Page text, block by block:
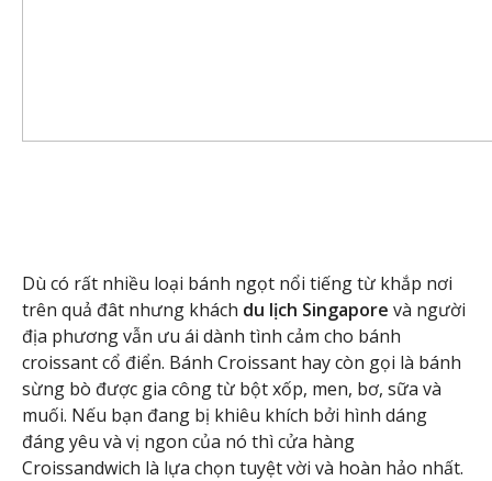
Dù có rất nhiều loại bánh ngọt nổi tiếng từ khắp nơi
trên quả đât nhưng khách du lịch Singapore và người
địa phương vẫn ưu ái dành tình cảm cho bánh
croissant cổ điển. Bánh Croissant hay còn gọi là bánh
sừng bò được gia công từ bột xốp, men, bơ, sữa và
muối. Nếu bạn đang bị khiêu khích bởi hình dáng
đáng yêu và vị ngon của nó thì cửa hàng
Croissandwich là lựa chọn tuyệt vời và hoàn hảo nhất.